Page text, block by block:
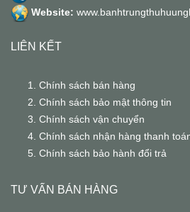
Website:
LIÊN KẾT
Chính sách bán hàng
Chính sách bảo mật thông tin
Chính sách vận chuyển
Chính sách nhận hàng thanh
Chính sách bảo hành đổi trả
TƯ VẤN BÁN HÀNG